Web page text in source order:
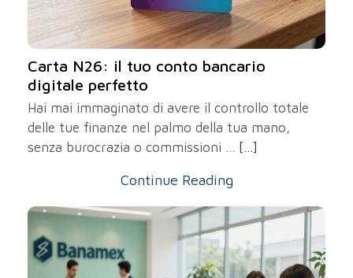
Carta N26: il tuo conto bancario
digitale perfetto
Hai mai immaginato di avere il controllo totale
delle tue finanze nel palmo della tua mano,
senza burocrazia o commissioni ... [...]
Continue Reading